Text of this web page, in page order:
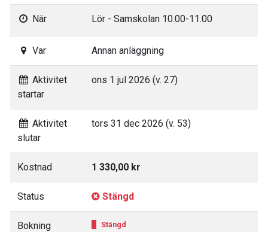
När Lör - Samskolan 10.00-11.00
Var Annan anläggning
Aktivitet
startar
ons 1 jul 2026 (v. 27)
Aktivitet
slutar
tors 31 dec 2026 (v. 53)
Kostnad 1 330,00 kr
Status Stängd
Bokning Stängd